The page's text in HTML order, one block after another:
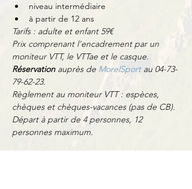
niveau intermédiaire
à partir de 12 ans
Tarifs : adulte et enfant 59€
Prix comprenant l'encadrement par un
moniteur VTT, le VTTae et le casque.
Réservation auprès de MorelSport au 04-73-
79-62-23.
Règlement au moniteur VTT : espèces,
chèques et chèques-vacances (pas de CB).
Départ à partir de 4 personnes, 12
personnes maximum.